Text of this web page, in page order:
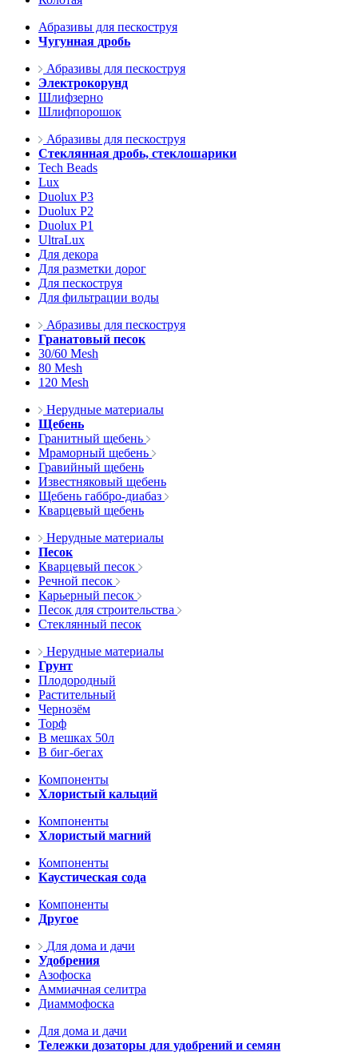
Абразивы для пескоструя
Чугунная дробь
Абразивы для пескоструя
Электрокорунд
Шлифзерно
Шлифпорошок
Абразивы для пескоструя
Стеклянная дробь, стеклошарики
Tech Beads
Lux
Duolux P3
Duolux P2
Duolux P1
UltraLux
Для декора
Для разметки дорог
Для пескоструя
Для фильтрации воды
Абразивы для пескоструя
Гранатовый песок
30/60 Mesh
80 Mesh
120 Mesh
Нерудные материалы
Щебень
Гранитный щебень
Мраморный щебень
Гравийный щебень
Известняковый щебень
Щебень габбро-диабаз
Кварцевый щебень
Нерудные материалы
Песок
Кварцевый песок
Речной песок
Карьерный песок
Песок для строительства
Стеклянный песок
Нерудные материалы
Грунт
Плодородный
Растительный
Чернозём
Торф
В мешках 50л
В биг-бегах
Компоненты
Хлористый кальций
Компоненты
Хлористый магний
Компоненты
Каустическая сода
Компоненты
Другое
Для дома и дачи
Удобрения
Азофоска
Аммиачная селитра
Диаммофоска
Для дома и дачи
Тележки дозаторы для удобрений и семян